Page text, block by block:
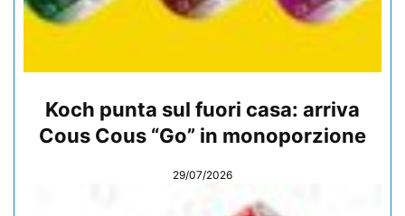
Koch punta sul fuori casa: arriva
Cous Cous “Go” in monoporzione
29/07/2026